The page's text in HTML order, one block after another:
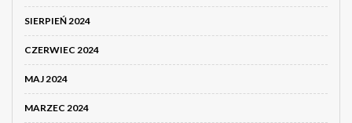
SIERPIEŃ 2024
CZERWIEC 2024
MAJ 2024
MARZEC 2024